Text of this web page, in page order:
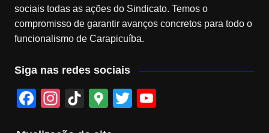
sociais todas as ações do Sindicato. Temos o
compromisso de garantir avanços concretos para todo o
funcionalismo de Carapicuíba.
Siga nas redes sociais
F
In
Ti
G
T